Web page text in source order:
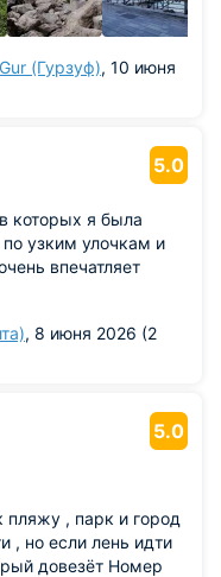
(Гурзуф), 10 июня
5.0
которых я была
узким улочкам и
впечатляет
, 8 июня 2026 (2
5.0
пляжу , парк и город
, но если лень идти
довезёт Номер